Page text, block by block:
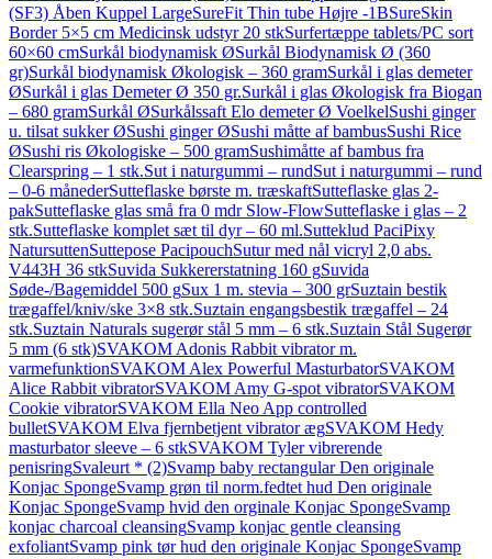
(SF3) Åben Kuppel LargeSureFit Thin tube Højre -1BSureSkin
Border 5×5 cm Medicinsk udstyr 20 stkSurfertæppe tablets/PC sort
60×60 cmSurkål biodynamisk ØSurkål Biodynamisk Ø (360
gr)Surkål biodynamisk Økologisk – 360 gramSurkål i glas demeter
ØSurkål i glas Demeter Ø 350 gr.Surkål i glas Økologisk fra Biogan
– 680 gramSurkål ØSurkålssaft Elo demeter Ø VoelkelSushi ginger
u. tilsat sukker ØSushi ginger ØSushi måtte af bambusSushi Rice
ØSushi ris Økologiske – 500 gramSushimåtte af bambus fra
Clearspring – 1 stk.Sut i naturgummi – rundSut i naturgummi – rund
– 0-6 månederSutteflaske børste m. træskaftSutteflaske glas 2-
pakSutteflaske glas små fra 0 mdr Slow-FlowSutteflaske i glas – 2
stk.Sutteflaske komplet sæt til dyr – 60 ml.Sutteklud PaciPixy
NatursuttenSuttepose PacipouchSutur med nål vicryl 2,0 abs.
V443H 36 stkSuvida Sukkererstatning 160 gSuvida
Søde-/Bagemiddel 500 gSux 1 m. stevia – 300 grSuztain bestik
trægaffel/kniv/ske 3×8 stk.Suztain engangsbestik trægaffel – 24
stk.Suztain Naturals sugerør stål 5 mm – 6 stk.Suztain Stål Sugerør
5 mm (6 stk)SVAKOM Adonis Rabbit vibrator m.
varmefunktionSVAKOM Alex Powerful MasturbatorSVAKOM
Alice Rabbit vibratorSVAKOM Amy G-spot vibratorSVAKOM
Cookie vibratorSVAKOM Ella Neo App controlled
bulletSVAKOM Elva fjernbetjent vibrator ægSVAKOM Hedy
masturbator sleeve – 6 stkSVAKOM Tyler vibrerende
penisringSvaleurt * (2)Svamp baby rectangular Den originale
Konjac SpongeSvamp grøn til norm.fedtet hud Den originale
Konjac SpongeSvamp hvid den orginale Konjac SpongeSvamp
konjac charcoal cleansingSvamp konjac gentle cleansing
exfoliantSvamp pink tør hud den originale Konjac SpongeSvamp